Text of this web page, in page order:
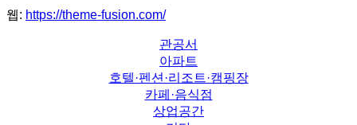
웹: https://theme-fusion.com/
관공서
아파트
호텔·펜션·리조트·캠핑장
카페·음식점
상업공간